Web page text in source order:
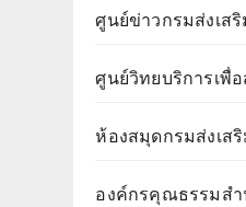
ศูนย์ข่าวกรมส่งเสริ
ศูนย์วิทยบริการเพื่อ
ห้องสมุดกรมส่งเส
องค์กรคุณธรรมส